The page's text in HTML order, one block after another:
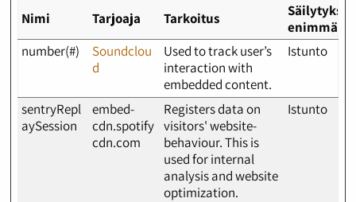
Nimi Tarjoaja Tarkoitus
Säilytyksen
number(#)
Soundclou
d
Used to track user’s
interaction with
embedded content.
Istunto
sentryRepl
aySession
embed-
cdn.spotify
cdn.com
Registers data on
visitors' website-
behaviour. This is
used for internal
analysis and website
optimization.
Istunto